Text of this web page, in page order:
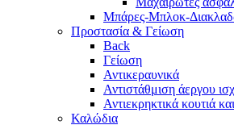
Μπάρες-Μπλοκ-
Προστασία & Γείωση
Back
Γείωση
Αντικεραυνικά
Αντιστάθμιση άεργου
Αντιεκρηκτικά κουτιά
Καλώδια